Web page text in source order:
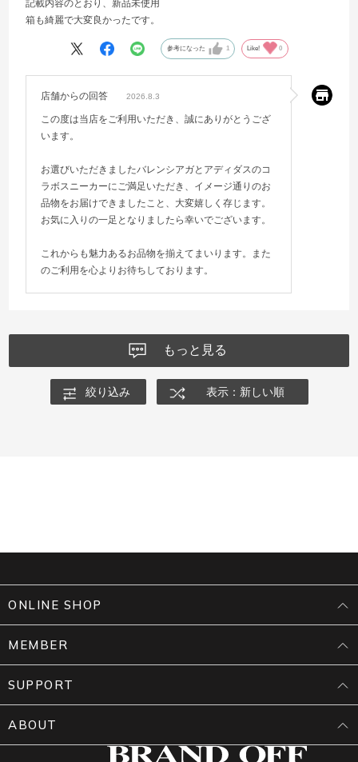
記載内容のとおり、新品未使用
箱も綺麗で大変良かったです。
参考になった 1 Like! 0
店舗からの回答 2026.8.3
この度は当店をご利用いただき、誠にありがとうござ
います。
お選びいただきましたバレンシアガとアディダスのコ
ラボスニーカーにご満足いただき、イメージ通りのお
品物をお届けできましたこと、大変嬉しく存じます。
お気に入りの一足となりましたら幸いでございます。
これからも魅力あるお品物を揃えてまいります。また
のご利用を心よりお待ちしております。
もっと見る
絞り込み 表示：新しい順
ONLINE SHOP
MEMBER
SUPPORT
ABOUT